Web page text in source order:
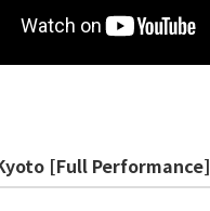
[Full Performance]